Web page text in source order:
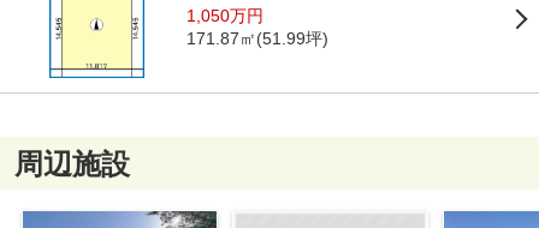
1,050万円
171.87㎡(51.99坪)
周辺施設